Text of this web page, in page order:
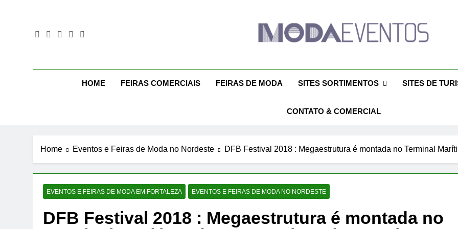
Feiras De
HOME
FEIRAS COMERCIAIS FEIRAS DE MODA SITES SORTIMENTOS SITES DE
CONTATO & COMERCIAL
Home Eventos e Feiras de Moda no Nordeste DFB Festival 2018 : Megaestrutura é montada no Terminal
EVENTOS E FEIRAS DE MODA EM FORTALEZA EVENTOS E FEIRAS DE MODA NO NORDESTE
DFB Festival 2018 : Megaestrutura é montada no